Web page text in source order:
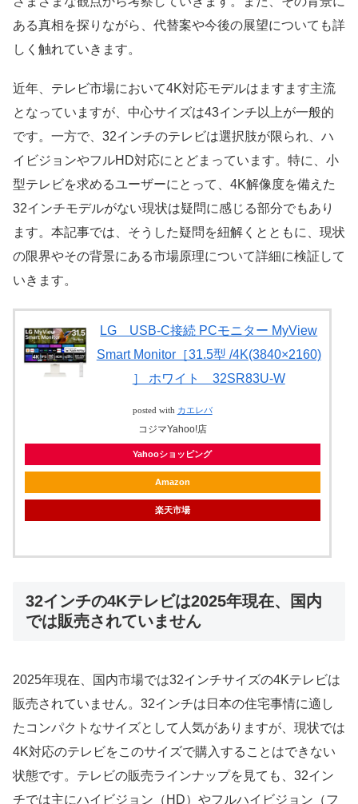
ある真相を探りながら、代替案や今後の展望についても詳
しく触れていきます。
近年、テレビ市場において4K対応モデルはますます主流
となっていますが、中心サイズは43インチ以上が一般的
です。一方で、32インチのテレビは選択肢が限られ、ハ
イビジョンやフルHD対応にとどまっています。特に、小
型テレビを求めるユーザーにとって、4K解像度を備えた
32インチモデルがない現状は疑問に感じる部分でもあり
ます。本記事では、そうした疑問を紐解くとともに、現状
の限界やその背景にある市場原理について詳細に検証して
いきます。
LG USB-C接続 PCモニター MyView
Smart Monitor［31.5型 /4K(3840×2160)
］ ホワイト 32SR83U-W
posted with カエレバ
コジマYahoo!店
Yahooショッピング
Amazon
楽天市場
32インチの4Kテレビは2025年現在、国内
では販売されていません
2025年現在、国内市場では32インチサイズの4Kテレビは
販売されていません。32インチは日本の住宅事情に適し
たコンパクトなサイズとして人気がありますが、現状では
4K対応のテレビをこのサイズで購入することはできない
状態です。テレビの販売ラインナップを見ても、32イン
チでは主にハイビジョン（HD）やフルハイビジョン（フ